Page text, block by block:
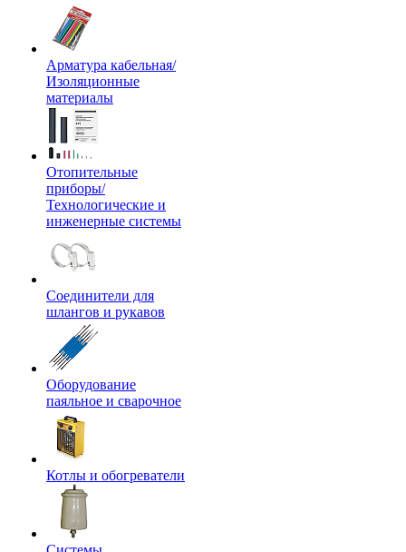
Арматура кабельная/
Изоляционные
материалы
Отопительные
приборы/
Технологические и
инженерные системы
Соединители для
шлангов и рукавов
Оборудование
паяльное и сварочное
Котлы и обогреватели